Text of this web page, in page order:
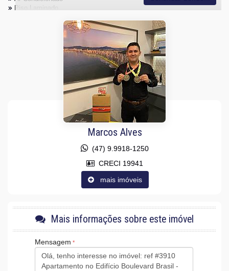
Piso Laminado
Infra para Ar Split
Acabamento em Gesso
Móveis Planejados
Fechadura Eletrônica
Sacada com Churrasqueira
Portaria 24h
Medidores Individuais
Captação de Água
Brinquedoteca
Piscina Infantil
Câmeras de Segurança
Marcos Alves
(47) 9.9918-1250
CRECI 19941
mais imóveis
Mais informações sobre este imóvel
Mensagem